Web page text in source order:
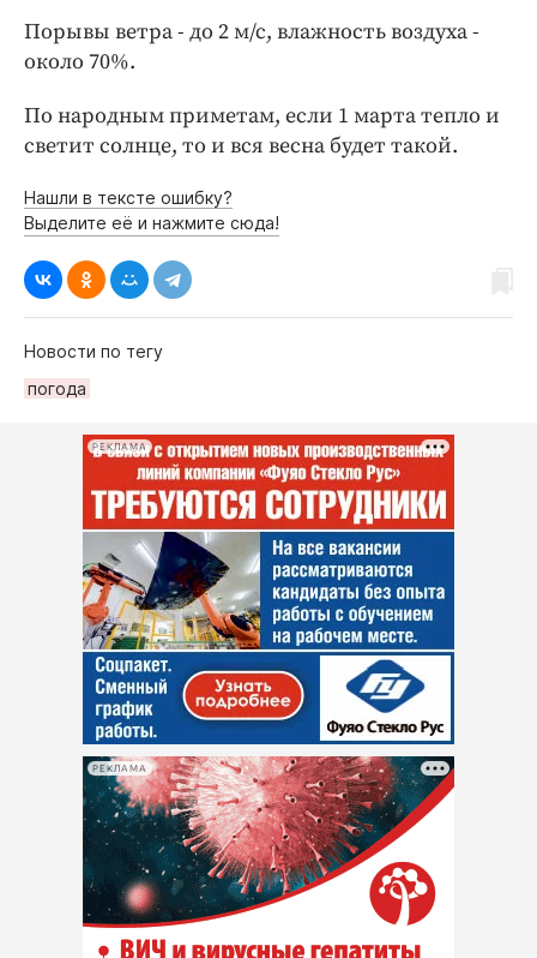
Порывы ветра - до 2 м/с, влажность воздуха -
около 70%.
По народным приметам, если 1 марта тепло и
светит солнце, то и вся весна будет такой.
Нашли в тексте ошибку?
Выделите её и нажмите сюда!
Новости по тегу
погода
РЕКЛАМА
РЕКЛАМА